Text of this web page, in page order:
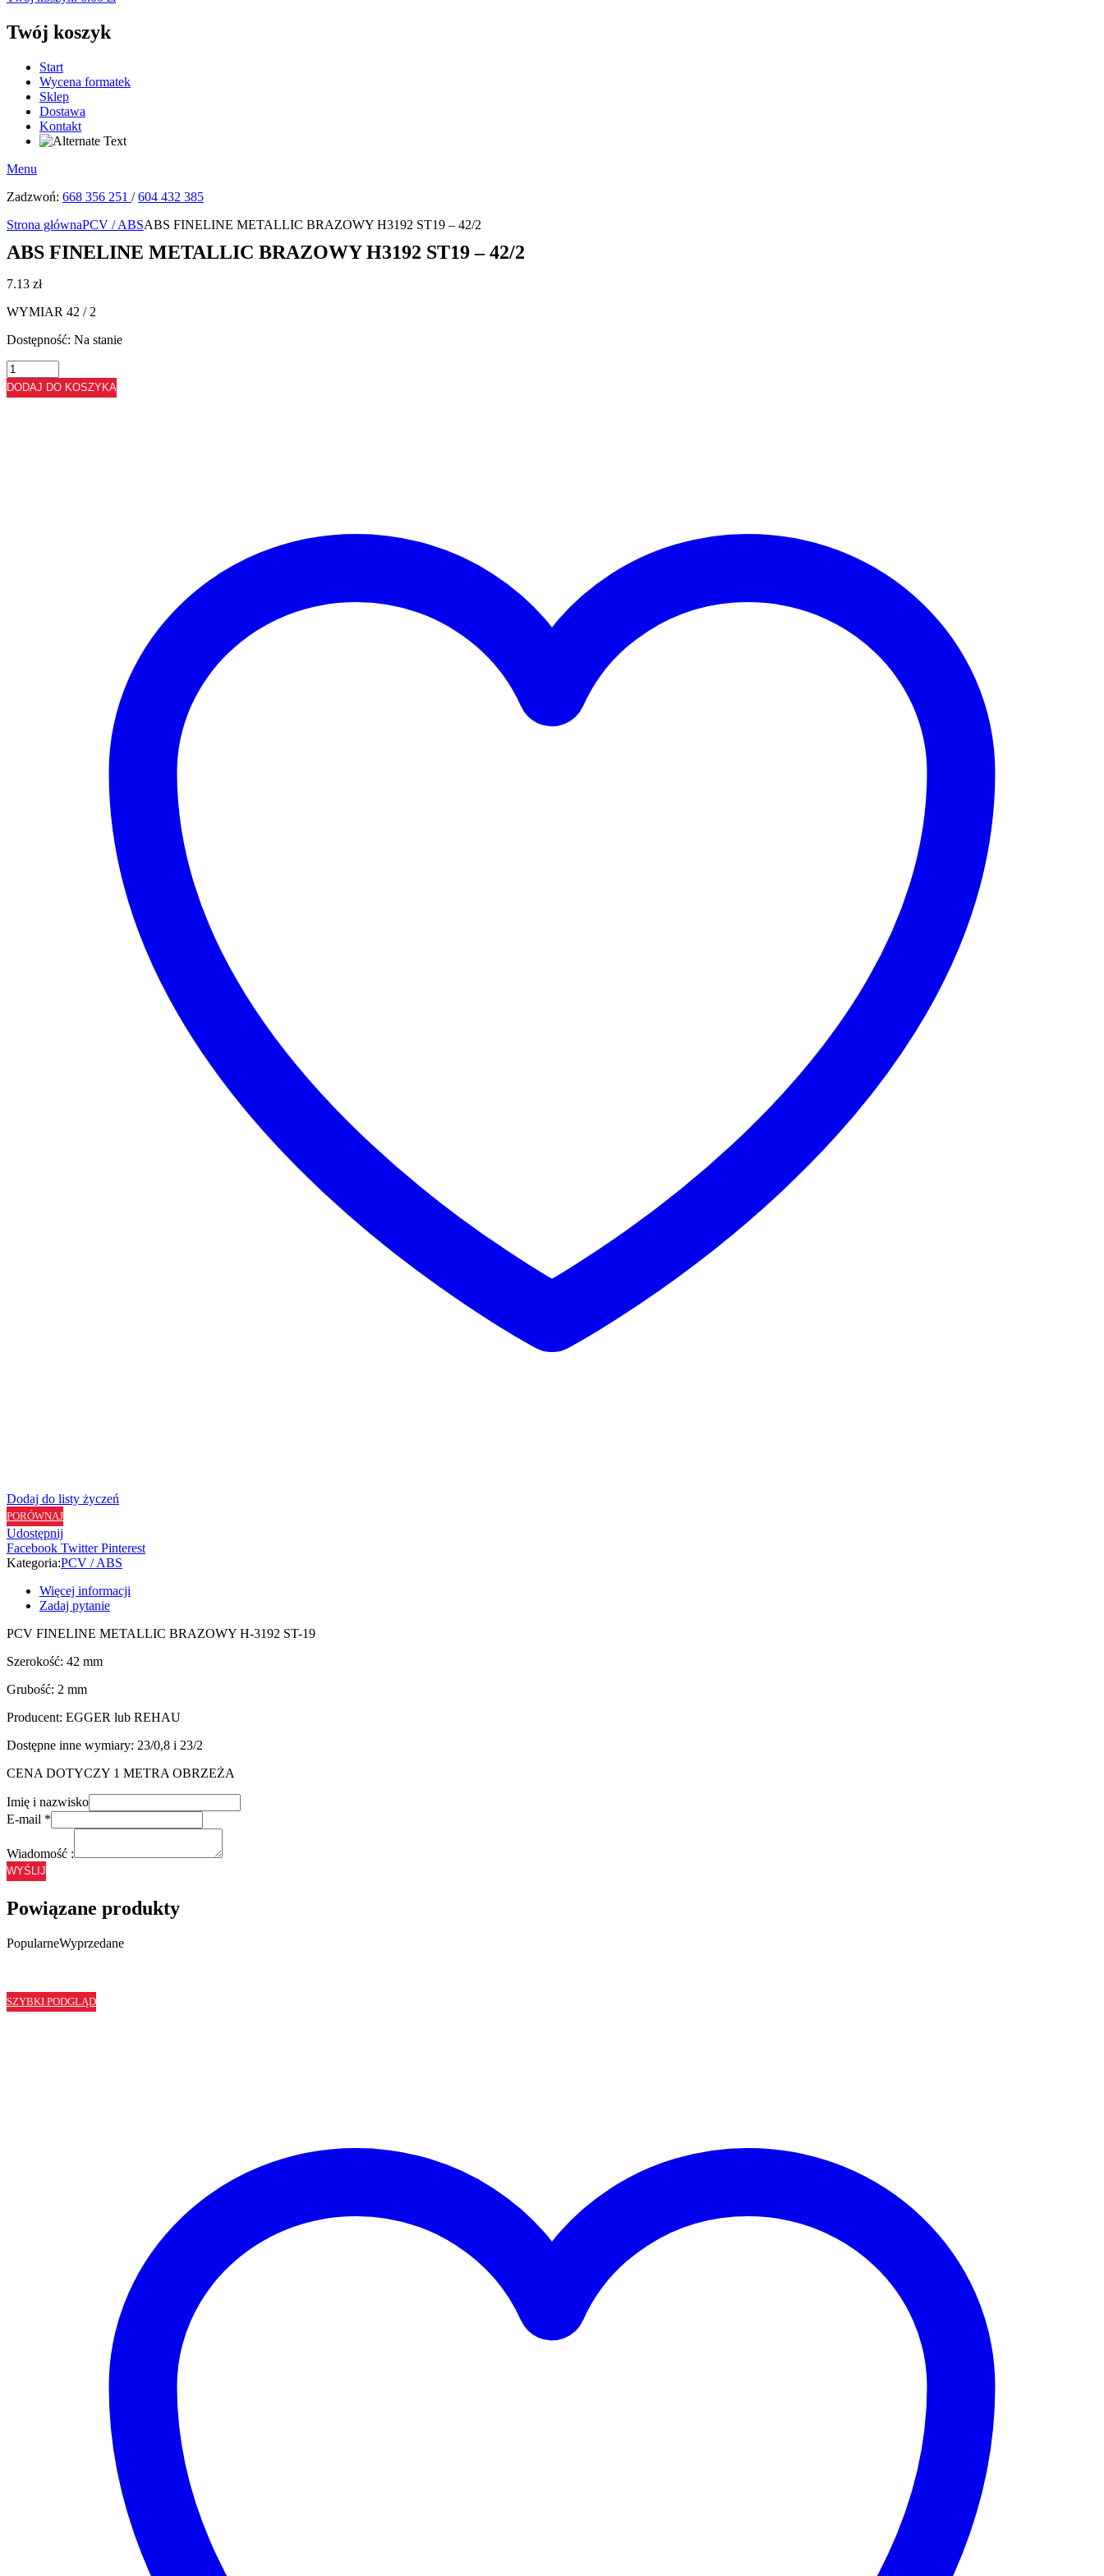
Twój koszyk
Start
Wycena formatek
Sklep
Dostawa
Kontakt
Menu
Zadzwoń: 668 356 251 /604 432 385
Strona głównaPCV / ABSABS FINELINE METALLIC BRAZOWY H3192 ST19 – 42/2
ABS FINELINE METALLIC BRAZOWY H3192 ST19 – 42/2
7.13 zł
WYMIAR 42 / 2
Dostępność: Na stanie
ilość
ABS
FINELINE
DODAJ DO KOSZYKA
Dodaj do listy życzeń
PORÓWNAJ
Udostępnij
Facebook Twitter Pinterest
Kategoria:PCV / ABS
Więcej informacji
Zadaj pytanie
PCV FINELINE METALLIC BRAZOWY H-3192 ST-19
Szerokość: 42 mm
Grubość: 2 mm
Producent: EGGER lub REHAU
Dostępne inne wymiary: 23/0,8 i 23/2
CENA DOTYCZY 1 METRA OBRZEŻA
Imię i nazwisko
E-mail *
Wiadomość :
WYŚLIJ
Powiązane produkty
PopularneWyprzedane
SZYBKI PODGLĄD